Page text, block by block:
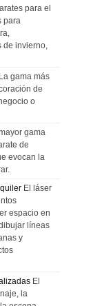
para el
para
de invierno,
La gama más
de
o
gama
de
evocan la
El láser
espacio en
líneas
y
El
la